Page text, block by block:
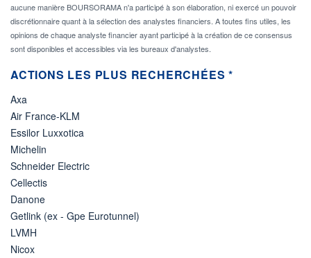
aucune manière BOURSORAMA n'a participé à son élaboration, ni exercé un pouvoir
discrétionnaire quant à la sélection des analystes financiers. A toutes fins utiles, les
opinions de chaque analyste financier ayant participé à la création de ce consensus
sont disponibles et accessibles via les bureaux d'analystes.
ACTIONS LES PLUS RECHERCHÉES *
Axa
Air France-KLM
Essilor Luxxotica
Michelin
Schneider Electric
Cellectis
Danone
Getlink (ex - Gpe Eurotunnel)
LVMH
Nicox